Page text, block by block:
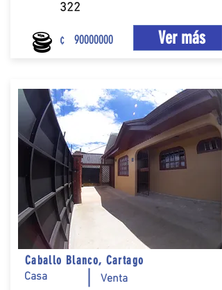
322
90000000
¢ Ver más
Caballo Blanco, Cartago
Casa
Venta